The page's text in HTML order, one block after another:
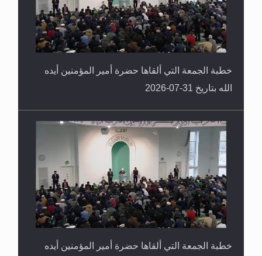
خطبة الجمعة التي ألقاها حضرة أمير المؤمنين أيده
الله بتاريخ 31-07-2026
خطبة الجمعة التي ألقاها حضرة أمير المؤمنين أيده